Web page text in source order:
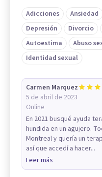
Adicciones Ansiedad
Depresión
Divorcio
Autoestima
Abuso
Identidad sexual
Carmen Marquez
5 de abril de 2023
Online
En 2021 busqué ayuda
hundida en un agujero.
Montreal y quería un
así que accedí a hacer...
Leer más